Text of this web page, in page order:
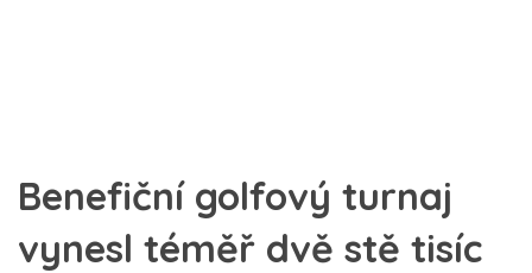
Benefiční golfový turnaj
vynesl téměř dvě stě tisíc